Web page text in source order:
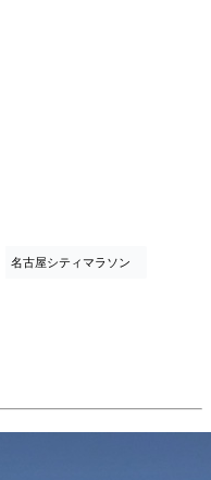
名古屋シティマラソン